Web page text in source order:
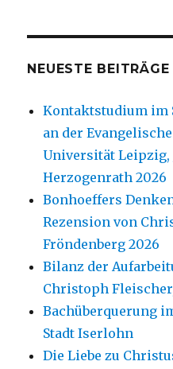
NEUESTE BEITRÄGE
Kontaktstudium im
an der
Universität Leipzig,
Herzogenrath 2026
Bonhoeffers
Rezension von
Fröndenberg 2026
Bilanz der
Christoph
Bachüberquerung
Stadt Iserlohn
Die Liebe zu